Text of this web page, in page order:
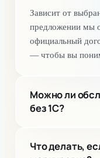
Зависит от
предложении мы
официальный
— чтобы вы
Можно ли
без 1С?
Стандарт — они
Что делать,